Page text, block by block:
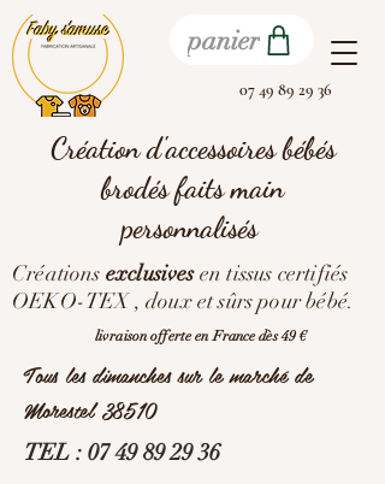
panier
livraison offerte en France dès 49 €
07 49 89 29 36
Tous les dimanches sur le marché de
Morestel 38510
TEL : 07 49 89 29 36
Création d'accessoires bébés
brodés faits main
personnalisés
Créations exclusivesen tissus certifiés
OEKO-TEX , doux et sûrs pour bébé.